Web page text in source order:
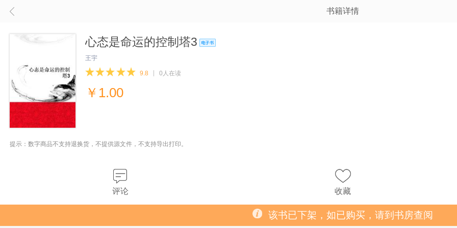
书籍详情
心态是命运的控制塔3
王宇
9.8 0人在读
￥ 1.00
提示：数字商品不支持退换货，不提供源文件，不支持导出打印。
评论 收藏
该书已下架，如已购买，请到书房查阅